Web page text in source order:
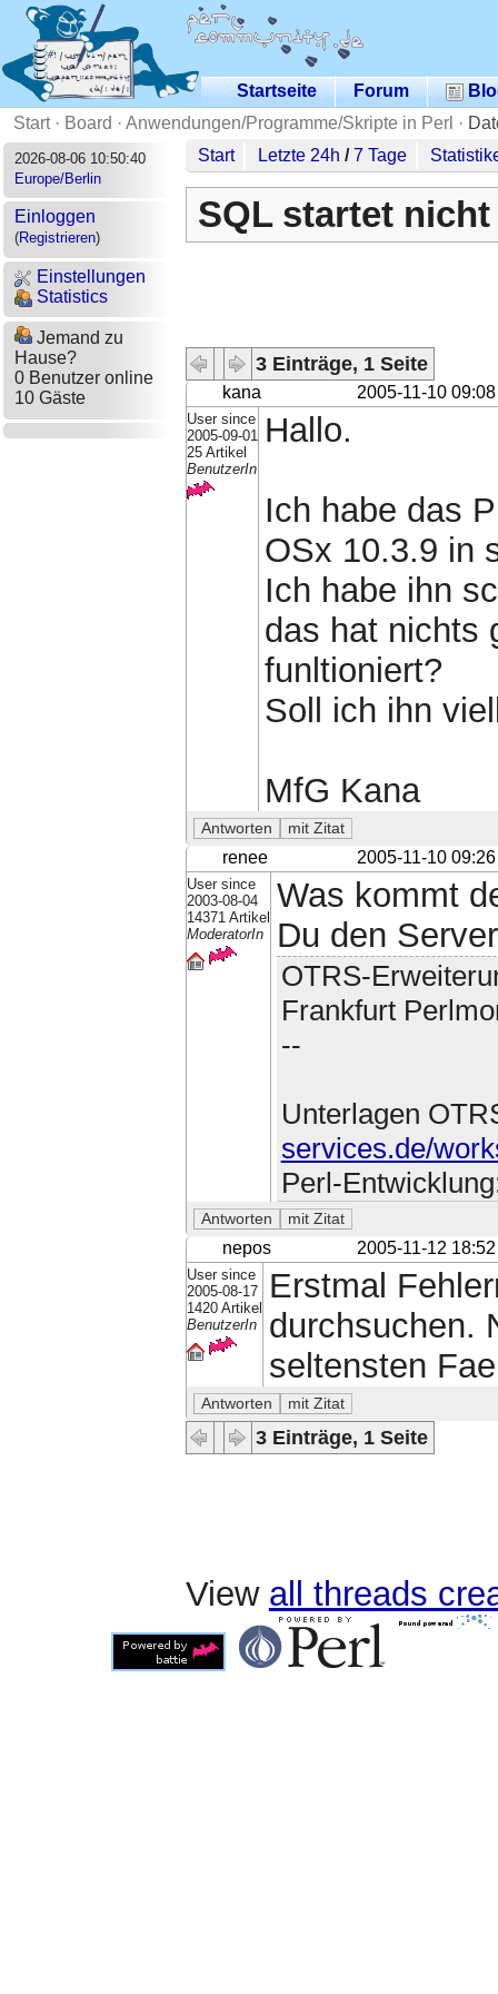
Startseite Forum
Start· Board · Anwendungen/Programme/Skripte in Perl ·
2026-08-06 10:50:40
Europe/Berlin
Einloggen
(Registrieren)
Einstellungen
Statistics
Jemand zu
Hause?
0 Benutzer online
10 Gäste
Start Letzte 24h /7 Tage
SQL startet nicht
3 Einträge, 1 Seite
kana 2005-11-10 09:08
User since
2005-09-01
25 Artikel
BenutzerIn
Hallo.
Ich habe das
OSx 10.3.9 in
Ich habe ihn
das hat nichts
funltioniert?
Soll ich ihn
MfG Kana
renee 2005-11-10 09:26
User since
2003-08-04
14371 Artikel
ModeratorIn
Was kommt
Du den
OTRS-
Frankfurt
--
Unterlagen
services.de/
Perl-
nepos 2005-11-12 18:52
User since
2005-08-17
1420 Artikel
BenutzerIn
Erstmal
durchsuchen.
seltensten
3 Einträge, 1 Seite
View all threads